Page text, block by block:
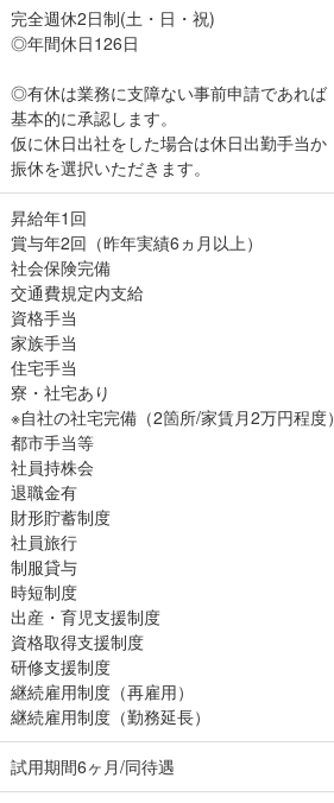
完全週休2日制(土・日・祝)
◎年間休日126日
◎有休は業務に支障ない事前申請であれば
基本的に承認します。
仮に休日出社をした場合は休日出勤手当か
振休を選択いただきます。
昇給年1回
賞与年2回（昨年実績6ヵ月以上）
社会保険完備
交通費規定内支給
資格手当
家族手当
住宅手当
寮・社宅あり
※自社の社宅完備（2箇所/家賃月2万円程度）
都市手当等
社員持株会
退職金有
財形貯蓄制度
社員旅行
制服貸与
時短制度
出産・育児支援制度
資格取得支援制度
研修支援制度
継続雇用制度（再雇用）
継続雇用制度（勤務延長）
試用期間6ヶ月/同待遇